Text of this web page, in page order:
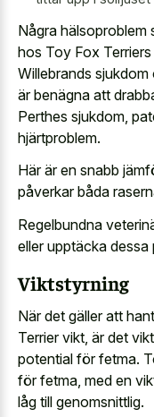
Några hälsoproblem
hos Toy Fox
Willebrands
är benägna att
Perthes sjukdom,
hjärtproblem.
Här är en snabb
påverkar båda
Regelbundna
eller upptäcka dessa
Viktstyrning
När det gäller att
Terrier vikt, är det
potential för fetma.
för fetma, med en
låg till genomsnittlig.